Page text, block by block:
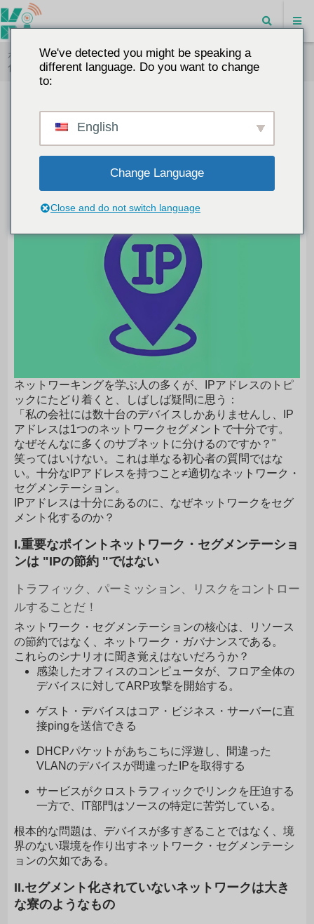
ホーム "IPアドレスで十分なのに、なぜネットワークをセグメント
化するのか？
IPアドレスで十分なのに、なぜネッ
トワークをセグメント化するのか？
ネットワーキングを学ぶ人の多くが、IPアドレスのトピ
ックにたどり着くと、しばしば疑問に思う：
「私の会社には数十台のデバイスしかありませんし、IP
アドレスは1つのネットワークセグメントで十分です。
なぜそんなに多くのサブネットに分けるのですか？"
笑ってはいけない。これは単なる初心者の質問ではな
い。十分なIPアドレスを持つこと≠適切なネットワーク・
セグメンテーション。
IPアドレスは十分にあるのに、なぜネットワークをセグ
メント化するのか？
I.重要なポイントネットワーク・セグメンテーショ
ンは "IPの節約 "ではない
トラフィック、パーミッション、リスクをコントロー
ルすることだ！
ネットワーク・セグメンテーションの核心は、リソース
の節約ではなく、ネットワーク・ガバナンスである。
これらのシナリオに聞き覚えはないだろうか？
感染したオフィスのコンピュータが、フロア全体の
デバイスに対してARP攻撃を開始する。
ゲスト・デバイスはコア・ビジネス・サーバーに直
接pingを送信できる
DHCPパケットがあちこちに浮遊し、間違った
VLANのデバイスが間違ったIPを取得する
サービスがクロストラフィックでリンクを圧迫する
一方で、IT部門はソースの特定に苦労している。
根本的な問題は、デバイスが多すぎることではなく、境
界のない環境を作り出すネットワーク・セグメンテーシ
ョンの欠如である。
II.セグメント化されていないネットワークは大き
な寮のようなもの
We've detected you might be speaking a
different language. Do you want to change
to:
English
Change Language
Close and do not switch language